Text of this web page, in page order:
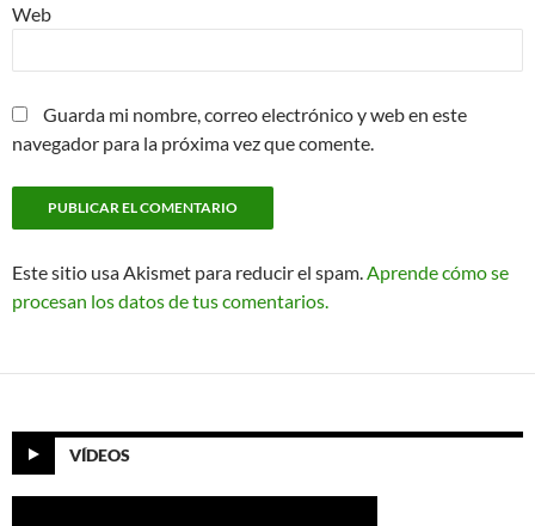
Web
Guarda mi nombre, correo electrónico y web en este
navegador para la próxima vez que comente.
Este sitio usa Akismet para reducir el spam.Aprende cómo se
procesan los datos de tus comentarios.
VÍDEOS